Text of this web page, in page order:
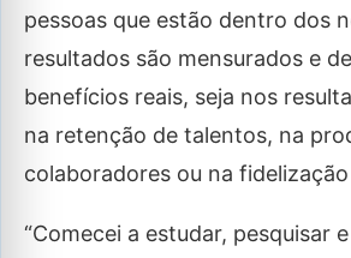
pessoas que estão dentro dos
resultados são mensurados e
benefícios reais, seja nos
na retenção de talentos, na
colaboradores ou na
“Comecei a estudar, pesquisar